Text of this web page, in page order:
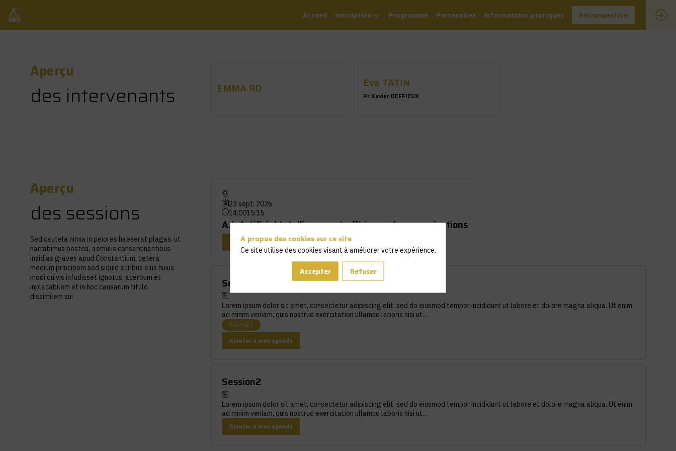
Accueil Inscription Programme Partenaires Informations pratiques Rétrospective
Aperçu
des intervenants EMMA RO Eva TATIN
Pr Xavier DEFFIEUX
Aperçu
des sessions
Sed cautela nimia in peiores haeserat plagas, ut
narrabimus postea, aemulis consarcinantibus
insidias graves apud Constantium, cetera
medium principem sed siquid auribus eius huius
modi quivis infudisset ignotus, acerbum et
inplacabilem et in hoc causarum titulo
dissimilem sui
23 sept. 2026
14:0015:15
A.I. Artificial Intelligence et efficience des organisations
Ajouter à mon agenda
Session 3
Lorem ipsum dolor sit amet, consectetur adipiscing elit, sed do eiusmod tempor incididunt ut labore et dolore magna aliqua. Ut enim
ad minim veniam, quis nostrud exercitation ullamco laboris nisi ut...
Thème 3
Ajouter à mon agenda
Session2
Lorem ipsum dolor sit amet, consectetur adipiscing elit, sed do eiusmod tempor incididunt ut labore et dolore magna aliqua. Ut enim
ad minim veniam, quis nostrud exercitation ullamco laboris nisi ut...
Ajouter à mon agenda
A propos des cookies sur ce site
Ce site utilise des cookies visant à améliorer votre expérience.
Accepter Refuser